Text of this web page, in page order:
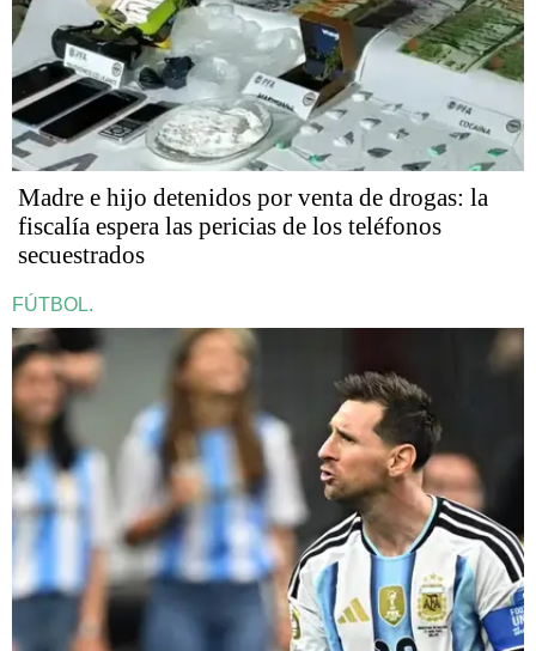
Madre e hijo detenidos por venta de drogas: la
fiscalía espera las pericias de los teléfonos
secuestrados
FÚTBOL.